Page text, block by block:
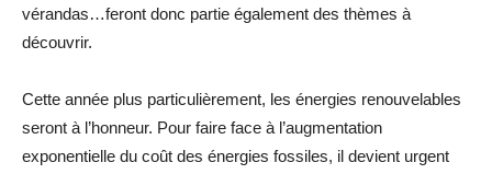
vérandas…feront donc partie également des thèmes à
découvrir.
Cette année plus particulièrement, les énergies renouvelables
seront à l’honneur. Pour faire face à l’augmentation
exponentielle du coût des énergies fossiles, il devient urgent